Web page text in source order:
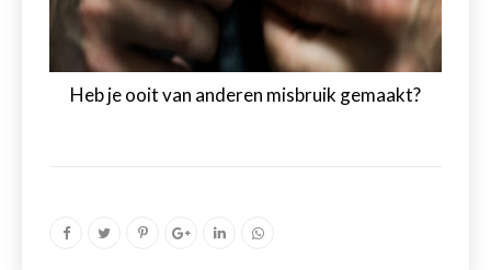
Heb je ooit van anderen misbruik gemaakt?